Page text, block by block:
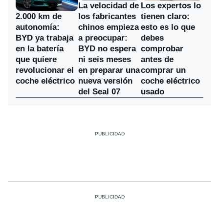
2.000 km de
autonomía:
BYD ya trabaja
en la batería
que quiere
revolucionar el
coche eléctrico
La velocidad de
los fabricantes
chinos empieza
a preocupar:
BYD no espera
ni seis meses
en preparar una
nueva versión
del Seal 07
Los expertos lo
tienen claro:
esto es lo que
debes
comprobar
antes de
comprar un
coche eléctrico
usado